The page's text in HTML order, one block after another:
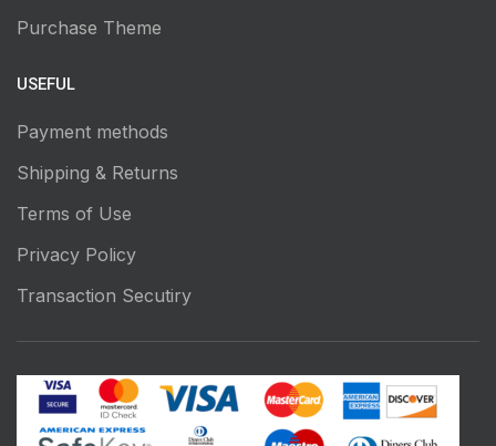
Purchase Theme
USEFUL
Payment methods
Shipping & Returns
Terms of Use
Privacy Policy
Transaction Secutiry